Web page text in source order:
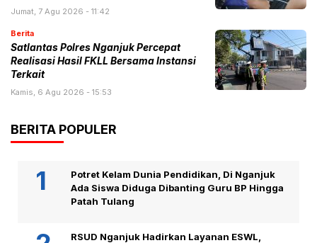
Jumat, 7 Agu 2026 - 11:42
Berita
Satlantas Polres Nganjuk Percepat
Realisasi Hasil FKLL Bersama Instansi
Terkait
Kamis, 6 Agu 2026 - 15:53
BERITA POPULER
Potret Kelam Dunia Pendidikan, Di Nganjuk
Ada Siswa Diduga Dibanting Guru BP Hingga
Patah Tulang
RSUD Nganjuk Hadirkan Layanan ESWL,